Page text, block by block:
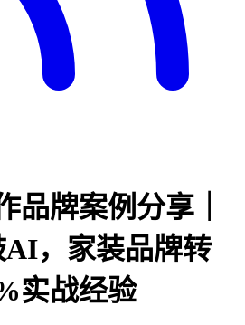
品牌案例分享｜
，家装品牌转
实战经验